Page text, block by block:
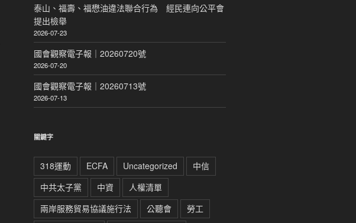
泰山、福壽、福懋油違法聯合行為 經民連向公平會
提出檢舉
2026-07-23
國會觀察電子報｜20260720號
2026-07-20
國會觀察電子報｜20260713號
2026-07-13
關鍵字
318運動 ECFA Uncategorized
中信
中共太子黨
中資
人權清單
兩岸服務貿易協議施行法
公聽會
勞工